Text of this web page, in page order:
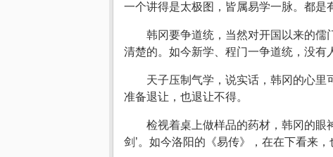
一个讲得是太极图，皆属易学一脉。都是
韩冈要争道统，当然对开国以来的儒
清楚的。如今新学、程门一争道统，没有
天子压制气学，说实话，韩冈的心
准备退让，也退让不得。
检视着桌上做样品的药材，韩冈的眼
剑’。如今洛阳的《易传》，在在下看来，